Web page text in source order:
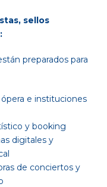
sellos
preparados para
e instituciones
y booking
digitales y
de conciertos y